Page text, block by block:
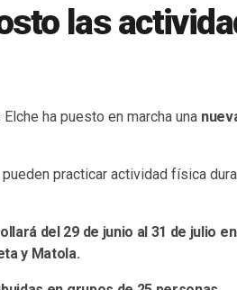
las
ha puesto en marcha una
practicar actividad física
del 29 de junio al 31 de julio
y Matola.